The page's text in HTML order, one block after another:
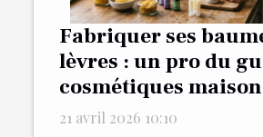
Fabriquer ses
lèvres : un pro du
cosmétiques maison
21 avril 2026 10:10